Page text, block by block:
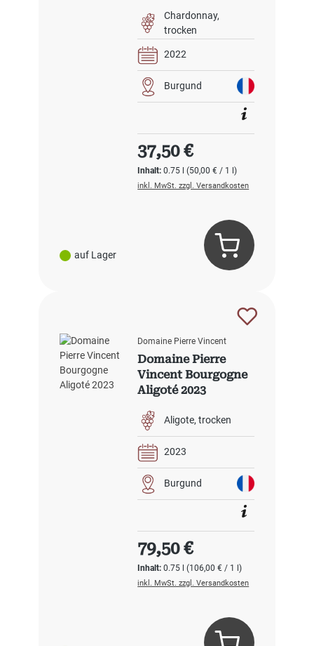
auf Lager
Chardonnay
trocken
2022
Burgund
Inhalt:0.75 l(50,00 € / 1 l)
Regulärer Preis:
37,50 €
inkl. MwSt. zzgl. Versandkosten
Domaine Pierre Vincent
Domaine Pierre
Vincent Bourgogne
Aligoté 2023
Aligote trocken
2023
Burgund
Inhalt:0.75 l(106,00 € / 1 l)
Regulärer Preis:
79,50 €
inkl. MwSt. zzgl. Versandkosten